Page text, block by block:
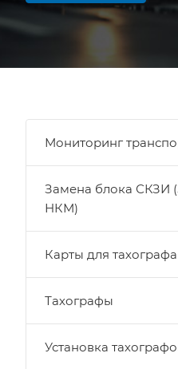
Мониторинг
Замена блока СКЗИ
НКМ)
Карты для тахографа
Тахографы
Установка